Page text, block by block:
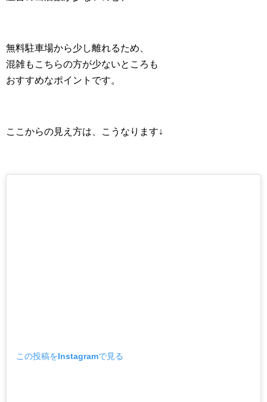
無料駐車場から少し離れるため、
混雑もこちらの方が少ないところも
おすすめなポイントです。
ここからの見え方は、こうなります↓
この投稿をInstagramで見る